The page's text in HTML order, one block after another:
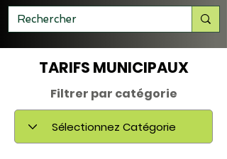
TARIFS MUNICIPAUX
Filtrer par catégorie